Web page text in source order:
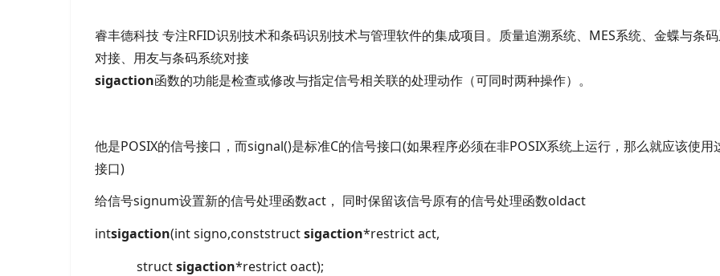
睿丰德科技 专注RFID识别技术和条码识别技术与管理软件的集成项目。质量追溯系统、MES系统、金蝶与条
对接、用友与条码系统对接
sigaction函数的功能是检查或修改与指定信号相关联的处理动作（可同时两种操作）。
他是POSIX的信号接口，而signal()是标准C的信号接口(如果程序必须在非POSIX系统上运行，那么就应该使用
接口)
给信号signum设置新的信号处理函数act， 同时保留该信号原有的信号处理函数oldact
intsigaction(int signo,conststructsigaction*restrict act,
structsigaction*restrict oact);